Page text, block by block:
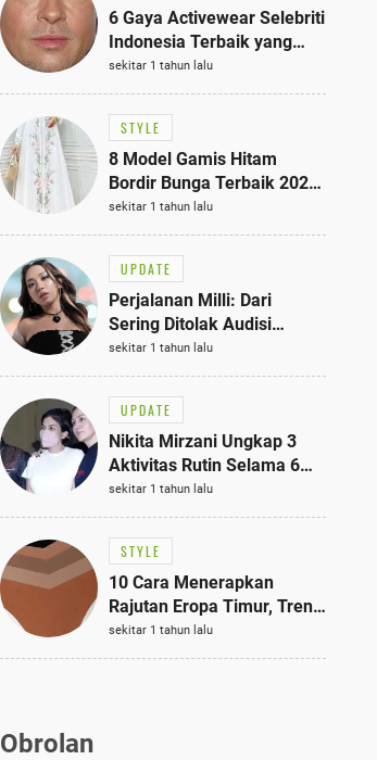
6 Gaya Activewear Selebriti
Indonesia Terbaik yang
Bisa Jadi Inspirasi
Fashionmu
sekitar 1 tahun lalu
STYLE
8 Model Gamis Hitam
Bordir Bunga Terbaik 2025,
Stylish untuk Hangout
hingga Acara Semi-Formal
sekitar 1 tahun lalu
UPDATE
Perjalanan Milli: Dari
Sering Ditolak Audisi
hingga Menjadi Rapper Top
10 Thailand
sekitar 1 tahun lalu
UPDATE
Nikita Mirzani Ungkap 3
Aktivitas Rutin Selama 6
Bulan di Rutan Pondok
Bambu, Terungkap!
sekitar 1 tahun lalu
STYLE
10 Cara Menerapkan
Rajutan Eropa Timur, Tren
Mode Terbaik dan Paling
Dicari 2023
sekitar 1 tahun lalu
Obrolan